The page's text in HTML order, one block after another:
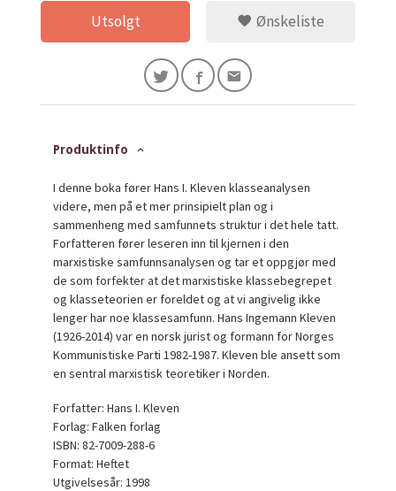
Utsolgt Ønskeliste
Produktinfo
I denne boka fører Hans I. Kleven klasseanalysen
videre, men på et mer prinsipielt plan og i
sammenheng med samfunnets struktur i det hele tatt.
Forfatteren fører leseren inn til kjernen i den
marxistiske samfunnsanalysen og tar et oppgjør med
de som forfekter at det marxistiske klassebegrepet
og klasseteorien er foreldet og at vi angivelig ikke
lenger har noe klassesamfunn. Hans Ingemann Kleven
(1926-2014) var en norsk jurist og formann for Norges
Kommunistiske Parti 1982-1987. Kleven ble ansett som
en sentral marxistisk teoretiker i Norden.
Forfatter: Hans I. Kleven
Forlag: Falken forlag
ISBN: 82-7009-288-6
Format: Heftet
Utgivelsesår: 1998